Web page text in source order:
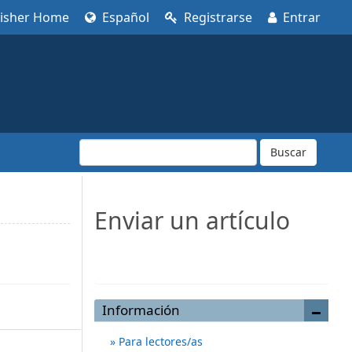
Home Español Registrarse Entrar
Buscar
Enviar un artículo
Información
Para lectores/as